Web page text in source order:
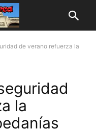
de verano refuerza la
la